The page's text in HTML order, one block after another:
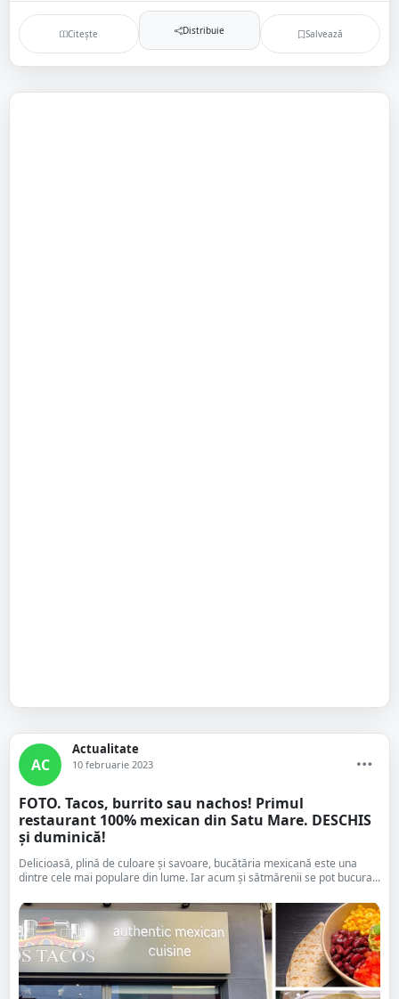
Citește Distribuie Salvează
AC
Actualitate
10 februarie 2023
FOTO. Tacos, burrito sau nachos! Primul
restaurant 100% mexican din Satu Mare. DESCHIS
și duminică!
Delicioasă, plină de culoare și savoare, bucătăria mexicană este una
dintre cele mai populare din lume. Iar acum și sătmărenii se pot bucura...